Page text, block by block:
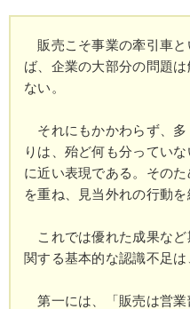
ぎ、「社長の教祖」と
中小５０００社に及ぶ
ユニチャーム創業者
ドトールコーヒー創
トステム創業者・潮
エフピコ創業者・小
社長学シリーズは、一
社長に訴えかけた「血
である。
販売こそ事業の牽引車と
ば、企業の大部分の問題
ない。
それにもかかわらず、多
りは、殆ど何も分ってい
に近い表現である。その
を重ね、見当外れの行動を
これでは優れた成果など
関する基本的な認識不足
第一には、「販売は営業